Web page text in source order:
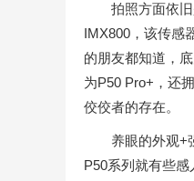
拍照方面依旧
IMX800，该传感
的朋友都知道，
为P50 Pro+，还
佼佼者的存在。
养眼的外观+强
P50系列就有些